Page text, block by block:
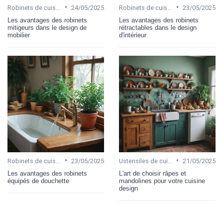
• 24/05/2025
Les avantages des robinets
mitigeurs dans le design de
mobilier
• 23/05/2025
Les avantages des robinets
rétractables dans le design
d'intérieur
• 23/05/2025
Les avantages des robinets
équipés de douchette
• 21/05/2025
L'art de choisir râpes et
mandolines pour votre cuisine
design